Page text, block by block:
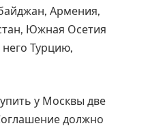
Армения,
Южная Осетия
Турцию,
у Москвы две
должно